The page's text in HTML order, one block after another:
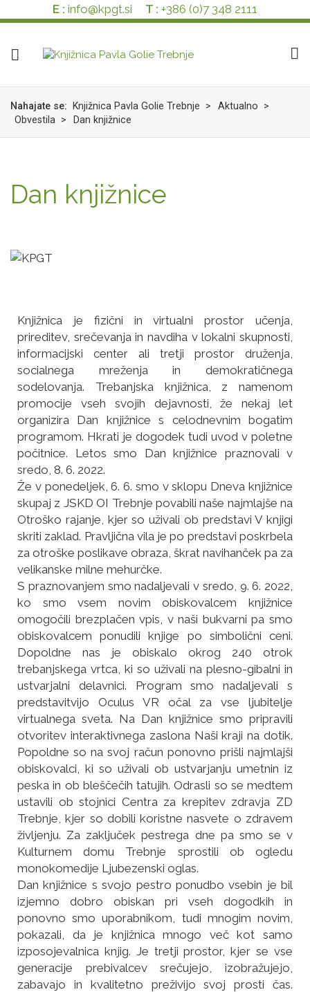
E : info@kpgt.si T : +386 (0)7 348 2111
Nahajate se: Knjižnica Pavla Golie Trebnje > Aktualno
>
Obvestila
> Dan knjižnice
Dan knjižnice
Knjižnica je fizični in virtualni prostor učenja,
prireditev, srečevanja in navdiha v lokalni skupnosti,
informacijski center ali tretji prostor druženja,
socialnega mreženja in demokratičnega
sodelovanja. Trebanjska knjižnica, z namenom
promocije vseh svojih dejavnosti, že nekaj let
organizira Dan knjižnice s celodnevnim bogatim
programom. Hkrati je dogodek tudi uvod v poletne
počitnice. Letos smo Dan knjižnice praznovali v
sredo, 8. 6. 2022.
Že v ponedeljek, 6. 6. smo v sklopu Dneva knjižnice
skupaj z JSKD OI Trebnje povabili naše najmlajše na
Otroško rajanje, kjer so uživali ob predstavi V knjigi
skriti zaklad. Pravljična vila je po predstavi poskrbela
za otroške poslikave obraza, škrat navihanček pa za
velikanske milne mehurčke.
S praznovanjem smo nadaljevali v sredo, 9. 6. 2022,
ko smo vsem novim obiskovalcem knjižnice
omogočili brezplačen vpis, v naši bukvarni pa smo
obiskovalcem ponudili knjige po simbolični ceni.
Dopoldne nas je obiskalo okrog 240 otrok
trebanjskega vrtca, ki so uživali na plesno-gibalni in
ustvarjalni delavnici. Program smo nadaljevali s
predstavitvijo Oculus VR očal za vse ljubitelje
virtualnega sveta. Na Dan knjižnice smo pripravili
otvoritev interaktivnega zaslona Naši kraji na dotik.
Popoldne so na svoj račun ponovno prišli najmlajši
obiskovalci, ki so uživali ob ustvarjanju umetnin iz
peska in ob bleščečih tatujih. Odrasli so se medtem
ustavili ob stojnici Centra za krepitev zdravja ZD
Trebnje, kjer so dobili koristne nasvete o zdravem
življenju. Za zaključek pestrega dne pa smo se v
Kulturnem domu Trebnje sprostili ob ogledu
monokomedije Ljubezenski oglas.
Dan knjižnice s svojo pestro ponudbo vsebin je bil
izjemno dobro obiskan pri vseh dogodkih in
ponovno smo uporabnikom, tudi mnogim novim,
pokazali, da je knjižnica mnogo več kot samo
izposojevalnica knjig. Je tretji prostor, kjer se vse
generacije prebivalcev srečujejo, izobražujejo,
zabavajo in kvalitetno preživijo svoj prosti čas.